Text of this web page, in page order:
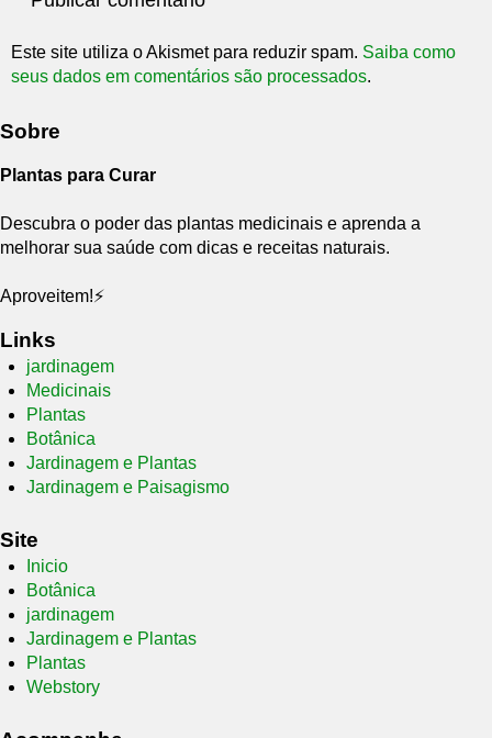
Este site utiliza o Akismet para reduzir spam. Saiba como
seus dados em comentários são processados.
Sobre
Plantas para Curar
Descubra o poder das plantas medicinais e aprenda a
melhorar sua saúde com dicas e receitas naturais.
Aproveitem!⚡
Links
jardinagem
Medicinais
Plantas
Botânica
Jardinagem e Plantas
Jardinagem e Paisagismo
Site
Inicio
Botânica
jardinagem
Jardinagem e Plantas
Plantas
Webstory